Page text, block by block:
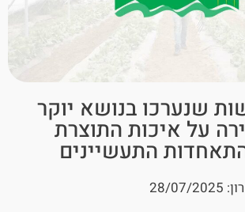
שנערכו בנושא יוקר
על איכות התוצרת
התעשיינים